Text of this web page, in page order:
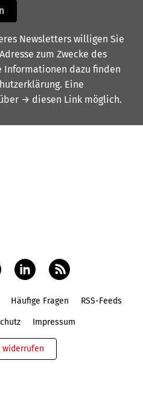
Newsletters willigen Sie
zum Zwecke des
Informationen dazu finden
. Eine
→ diesen Link möglich.
Häufige Fragen RSS-Feeds
Impressum
widerrufen